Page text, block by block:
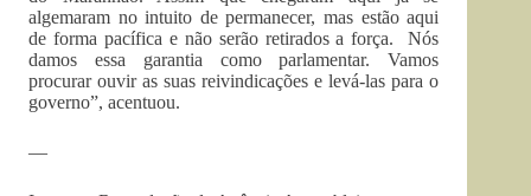
algemaram no intuito de permanecer, mas estão aqui
de forma pacífica e não serão retirados a força. Nós
damos essa garantia como parlamentar. Vamos
procurar ouvir as suas reivindicações e levá-las para o
governo”, acentuou.
—